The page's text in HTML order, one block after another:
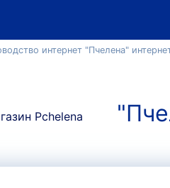
интернет "Пчелена"